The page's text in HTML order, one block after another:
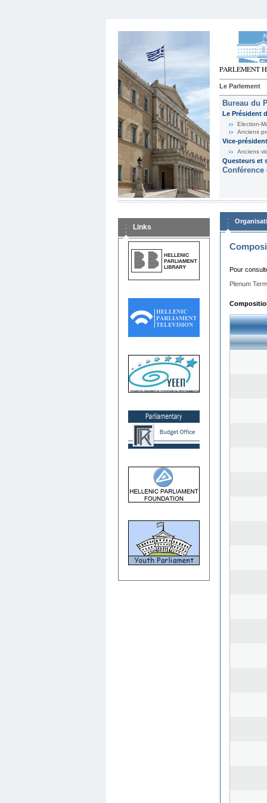
Le Parlement
Bureau du
Le Président
Election-
Anciens
Vice-
Anciens
Questeurs et
Links
Pour
Plenum